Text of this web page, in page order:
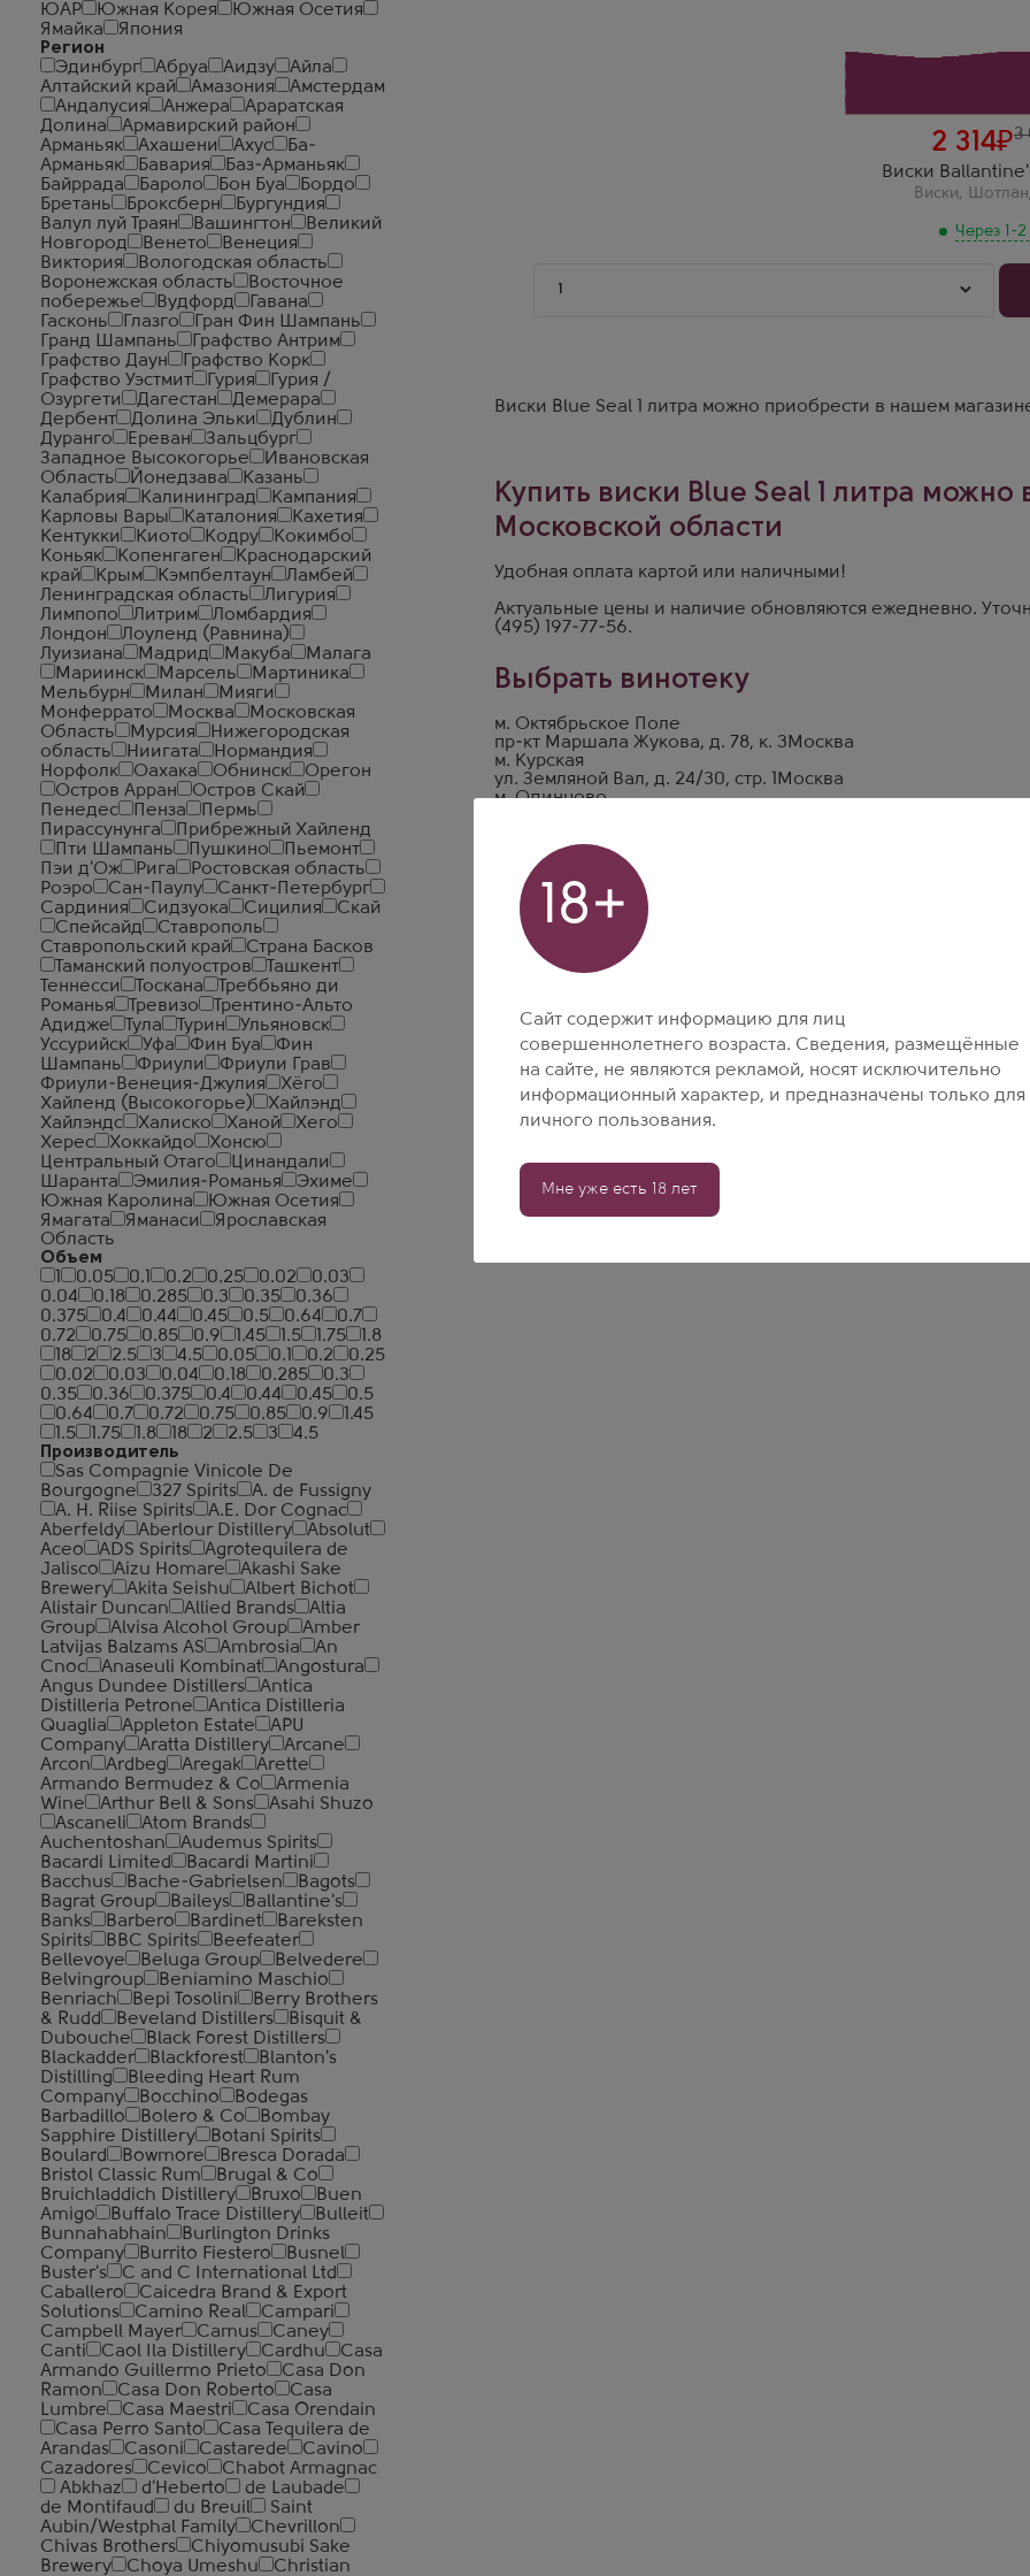
ЮАР
Южная Корея
Южная Осетия
Ямайка
Япония
Регион
Эдинбург
Абруа Аидзу
Айла
Алтайский край
Амазония
Амстердам
Андалусия
Анжера
Араратская
Долина
Армавирский район
Арманьяк
Ахашени Ахус
Ба-
Арманьяк
Бавария
Баз-Арманьяк
Байррада
Бароло Бон Буа
Бордо
Бретань
Броксберн
Бургундия
Валул луй Траян
Вашингтон
Великий
Новгород
Венето
Венеция
Виктория
Вологодская область
Воронежская область
Восточное
побережье
Вудфорд
Гавана
Гасконь
Глазго
Гран Фин Шампань
Гранд Шампань
Графство Антрим
Графство Даун
Графство Корк
Графство Уэстмит
Гурия
Гурия /
Озургети
Дагестан
Демерара
Дербент
Долина Эльки
Дублин
Дуранго
Ереван
Зальцбург
Западное Высокогорье
Ивановская
Область
Йонедзава
Казань
Калабрия
Калининград
Кампания
Карловы Вары
Каталония
Кахетия
Кентукки
Киото Кодру
Кокимбо
Коньяк
Копенгаген
Краснодарский
край
Крым Кэмпбелтаун
Ламбей
Ленинградская область
Лигурия
Лимпопо
Литрим
Ломбардия
Лондон
Лоуленд (Равнина)
Луизиана
Мадрид Макуба
Малага
Мариинск
Марсель
Мартиника
Мельбурн
Милан
Мияги
Монферрато
Москва
Московская
Область
Мурсия
Нижегородская
область
Ниигата
Нормандия
Норфолк
Оахака Обнинск
Орегон
Остров Арран
Остров Скай
Пенедес
Пенза
Пермь
Пирассунунга
Прибрежный Хайленд
Пти Шампань
Пушкино
Пьемонт
Пэи д'Ож
Рига
Ростовская область
Роэро
Сан-Паулу
Санкт-Петербург
Сардиния
Сидзуока Сицилия
Скай
Спейсайд
Ставрополь
Ставропольский край
Страна Басков
Таманский полуостров
Ташкент
Теннесси
Тоскана
Треббьяно ди
Романья
Тревизо
Трентино-Альто
Адидже
Тула Турин
Ульяновск
Уссурийск
Уфа Фин Буа
Фин
Шампань
Фриули
Фриули Грав
Фриули-Венеция-Джулия
Хёго
Хайленд (Высокогорье)
Хайлэнд
Хайлэндс
Халиско Ханой
Хего
Херес
Хоккайдо
Хонсю
Центральный Отаго
Цинандали
Шаранта
Эмилия-Романья
Эхиме
Южная Каролина
Южная Осетия
Ямагата
Яманаси
Ярославская
Область
Объем
0.05 0.1 0.2 0.25 0.02
0.03
0.04
0.18 0.285 0.3 0.35
0.36
0.375
0.4 0.44 0.45 0.5 0.64
0.7
0.72
0.75 0.85 0.9 1.45 1.5 1.75
1.8
18
2 2.5 3 4.5 0.05 0.1 0.2
0.25
0.02
0.03 0.04 0.18 0.285
0.3
0.35
0.36 0.375 0.4 0.44 0.45
0.5
0.64
0.7 0.72 0.75 0.85 0.9
1.45
1.5
1.75 1.8 18 2 2.5 3
4.5
Производитель
Sas Compagnie Vinicole De
Bourgogne
327 Spirits
A. de Fussigny
A. H. Riise Spirits
A.E. Dor Cognac
Aberfeldy
Aberlour Distillery
Absolut
Aceo
ADS Spirits
Agrotequilera de
Jalisco
Aizu Homare
Akashi Sake
Brewery
Akita Seishu
Albert Bichot
Alistair Duncan
Allied Brands
Altia
Group
Alvisa Alcohol Group
Amber
Latvijas Balzams AS
Ambrosia
An
Cnoc
Anaseuli Kombinat
Angostura
Angus Dundee Distillers
Antica
Distilleria Petrone
Antica Distilleria
Quaglia
Appleton Estate
APU
Company
Aratta Distillery
Arcane
Arcon
Ardbeg Aregak
Arette
Armando Bermudez & Co
Armenia
Wine
Arthur Bell & Sons
Asahi Shuzo
Ascaneli
Atom Brands
Auchentoshan
Audemus Spirits
Bacardi Limited
Bacardi Martini
Bacchus
Bache-Gabrielsen
Bagots
Bagrat Group
Baileys
Ballantine's
Banks
Barbero Bardinet
Bareksten
Spirits
BBC Spirits
Beefeater
Bellevoye
Beluga Group
Belvedere
Belvingroup
Beniamino Maschio
Benriach
Bepi Tosolini
Berry Brothers
& Rudd
Beveland Distillers
Bisquit &
Dubouche
Black Forest Distillers
Blackadder
Blackforest
Blanton's
Distilling
Bleeding Heart Rum
Company
Bocchino
Bodegas
Barbadillo
Bolero & Co
Bombay
Sapphire Distillery
Botani Spirits
Boulard
Bowmore
Bresca Dorada
Bristol Classic Rum
Brugal & Co
Bruichladdich Distillery
Bruxo
Buen
Amigo
Buffalo Trace Distillery
Bulleit
Bunnahabhain
Burlington Drinks
Company
Burrito Fiestero
Busnel
Buster's
C and C International Ltd
Caballero
Caicedra Brand & Export
Solutions
Camino Real
Campari
Campbell Mayer
Camus
Caney
Canti
Caol Ila Distillery Cardhu
Casa
Armando Guillermo Prieto
Casa Don
Ramon
Casa Don Roberto
Casa
Lumbre
Casa Maestri
Casa Orendain
Casa Perro Santo
Casa Tequilera de
Arandas
Casoni Castarede
Cavino
Cazadores
Cevico
Chabot Armagnac
Abkhaz
d'Heberto
de Laubade
de Montifaud
du Breuil
Saint
Aubin/Westphal Family
Chevrillon
Chivas Brothers
Chiyomusubi Sake
Brewery
Choya Umeshu Christian
2 314 3
Виски
Виски,
Через 1-
1
Виски Blue Seal 1 литра можно приобрести в нашем
Купить виски Blue Seal 1 литра
Московской области
Удобная оплата картой или наличными!
Актуальные цены и наличие обновляются ежедневно.
(495) 197-77-56.
Выбрать винотеку
м. Октябрьское Поле
пр-кт Маршала Жукова, д. 78, к. 3 Москва
м. Курская
ул. Земляной Вал, д. 24/30, стр. 1
Москва
м. Одинцово
18+
Сайт содержит информацию для лиц
совершеннолетнего возраста. Сведения, размещённые
на сайте, не являются рекламой, носят исключительно
информационный характер, и предназначены только для
личного пользования.
Мне уже есть 18 лет